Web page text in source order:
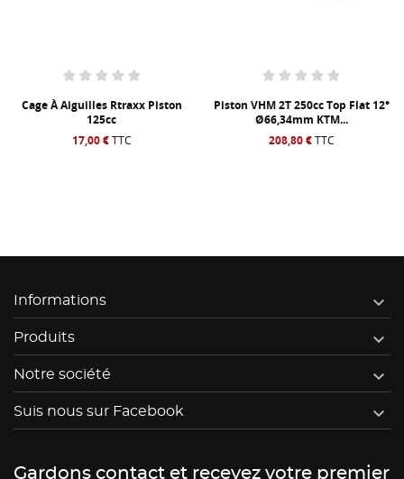
Cage À Aiguilles Rtraxx Piston
125cc
17,00 €TTC
Piston VHM 2T 250cc Top Flat 12°
Ø66,34mm KTM...
208,80 €TTC
Informations 
Produits 
Notre société 
Suis nous sur Facebook 
Gardons contact et recevez votre premier